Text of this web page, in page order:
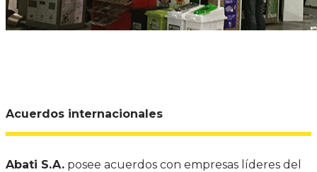
Acuerdos internacionales
Abati S.A. posee acuerdos con empresas líderes del